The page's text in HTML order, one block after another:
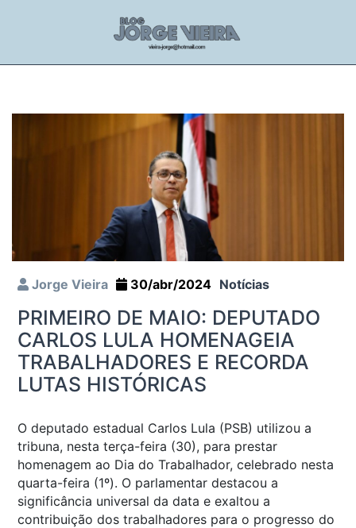
Jorge Vieira 30/abr/2024 Notícias
PRIMEIRO DE MAIO: DEPUTADO
CARLOS LULA HOMENAGEIA
TRABALHADORES E RECORDA
LUTAS HISTÓRICAS
O deputado estadual Carlos Lula (PSB) utilizou a
tribuna, nesta terça-feira (30), para prestar
homenagem ao Dia do Trabalhador, celebrado nesta
quarta-feira (1º). O parlamentar destacou a
significância universal da data e exaltou a
contribuição dos trabalhadores para o progresso do